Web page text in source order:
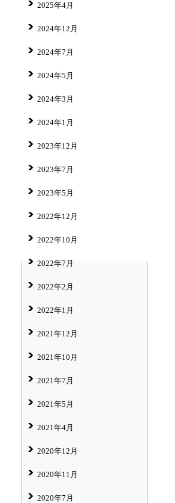
2025年4月
2024年12月
2024年7月
2024年5月
2024年3月
2024年1月
2023年12月
2023年7月
2023年5月
2022年12月
2022年10月
2022年7月
2022年2月
2022年1月
2021年12月
2021年10月
2021年7月
2021年5月
2021年4月
2020年12月
2020年11月
2020年7月